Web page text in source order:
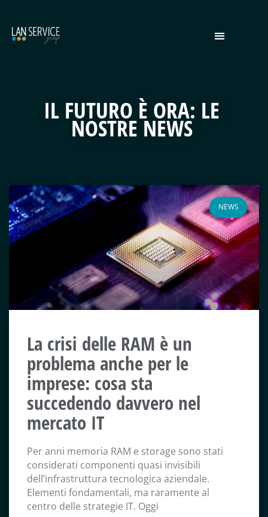
IL FUTURO È ORA: LE
NOSTRE NEWS
NEWS
La crisi delle RAM è un
problema anche per le
imprese: cosa sta
succedendo davvero nel
mercato IT
Per anni memoria RAM e storage sono stati
considerati componenti quasi invisibili
dell’infrastruttura tecnologica aziendale.
Elementi fondamentali, ma raramente al
centro delle strategie IT. Oggi